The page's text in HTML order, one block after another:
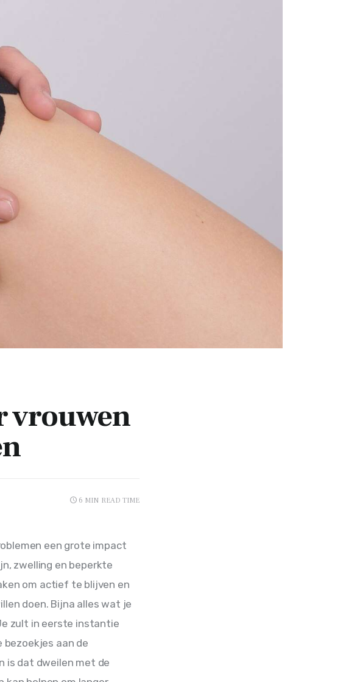
vrouwen
6 MIN READ TIME
een grote impact
zwelling en beperkte
om actief te blijven en
doen. Bijna alles wat je
zult in eerste instantie
aan de
is dat dweilen met de